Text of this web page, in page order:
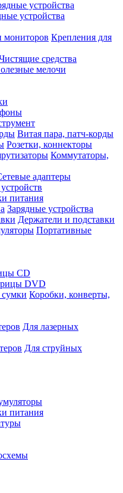
устройства
Крепления для
средства
мелочи
Витая пара, патч-корды
Розетки, коннекторы
Коммутаторы,
адаптеры
питания
Зарядные устройства
Держатели и подставки
Портативные
CD
DVD
Коробки, конверты,
Для лазерных
Для струйных
питания